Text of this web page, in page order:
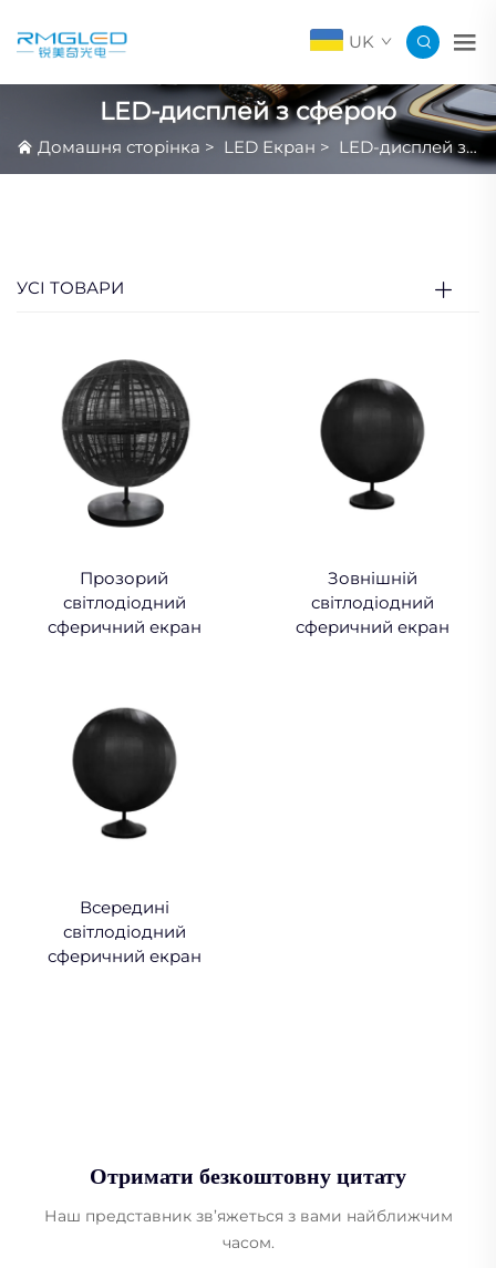
UK
LED-дисплей з сферою
Домашня сторінка > LED Екран > LED-дисплей з сферою
УСІ ТОВАРИ
Прозорий
світлодіодний
сферичний екран
Зовнішній
світлодіодний
сферичний екран
Всередині
світлодіодний
сферичний екран
Отримати безкоштовну цитату
Наш представник зв’яжеться з вами найближчим
часом.